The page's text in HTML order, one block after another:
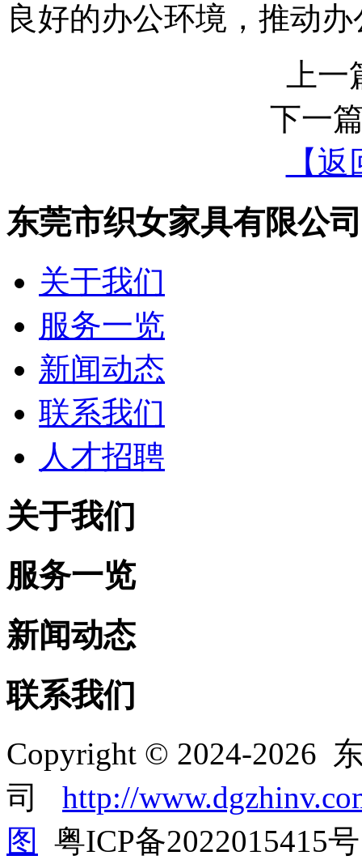
良好的办公环境，推动
上
下一
【
东莞市织女家具有限公司
关于我们
服务一览
新闻动态
联系我们
人才招聘
关于我们
服务一览
新闻动态
联系我们
Copyright © 2024-2026
司 http://
图
粤ICP备2022015415号